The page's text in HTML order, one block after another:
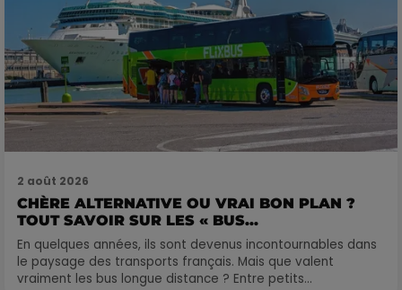
2 août 2026
CHÈRE ALTERNATIVE OU VRAI BON PLAN ?
TOUT SAVOIR SUR LES « BUS...
En quelques années, ils sont devenus incontournables dans
le paysage des transports français. Mais que valent
vraiment les bus longue distance ? Entre petits...